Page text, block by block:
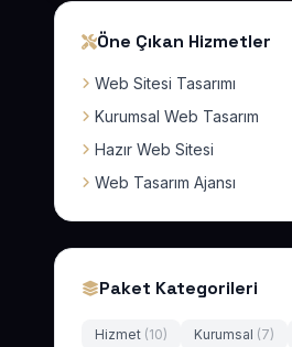
Öne Çıkan Hizmetler
Web Sitesi Tasarımı
Kurumsal Web Tasarım
Hazır Web Sitesi
Web Tasarım Ajansı
Paket Kategorileri
Hizmet (10) Kurumsal (7)